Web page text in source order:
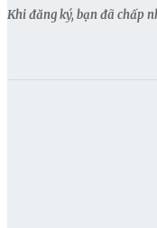
Khi đăng ký, bạn đã chấp